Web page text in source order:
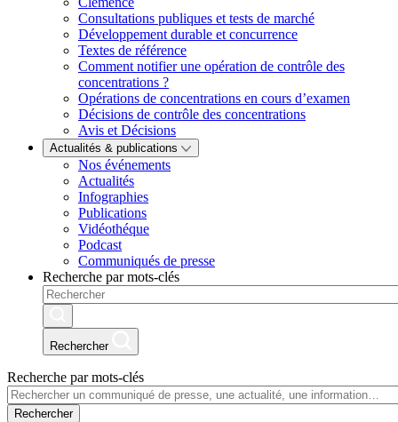
Consultations publiques et tests de marché
Développement durable et concurrence
Textes de référence
Comment notifier une opération de contrôle des
concentrations ?
Opérations de concentrations en cours d’examen
Décisions de contrôle des concentrations
Avis et Décisions
Actualités & publications
Nos événements
Actualités
Infographies
Publications
Vidéothéque
Podcast
Communiqués de presse
Recherche par mots-clés
Rechercher
Recherche par mots-clés
Rechercher